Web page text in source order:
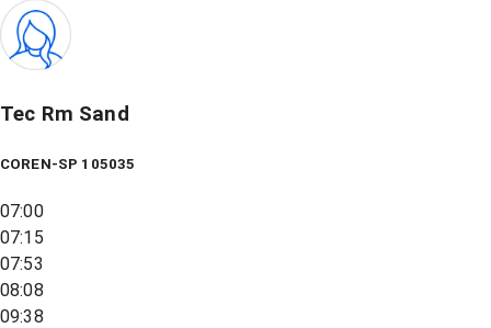
Tec Rm Sand
COREN-SP 105035
07:00
07:15
07:53
08:08
09:38